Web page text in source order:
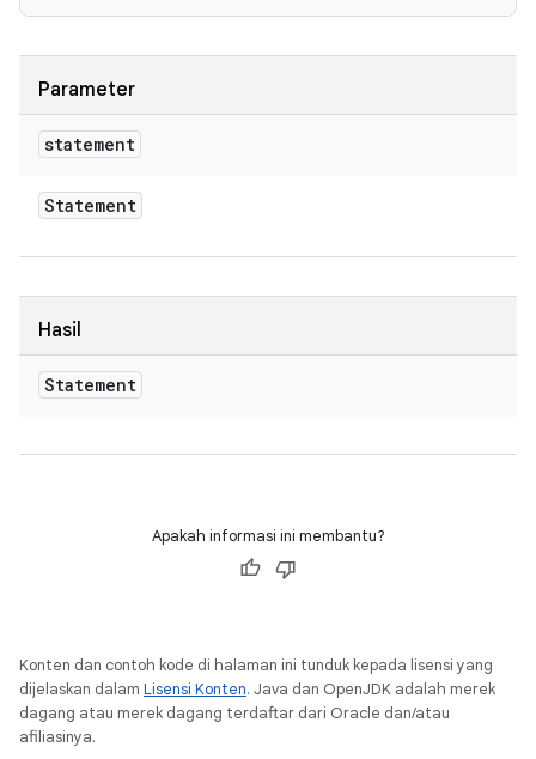
Parameter
statement
Statement
Hasil
Statement
Apakah informasi ini membantu?
Konten dan contoh kode di halaman ini tunduk kepada lisensi yang
dijelaskan dalam Lisensi Konten. Java dan OpenJDK adalah merek
dagang atau merek dagang terdaftar dari Oracle dan/atau
afiliasinya.